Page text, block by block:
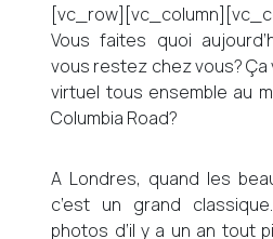
Vous faites quoi
vous restez chez vous?
virtuel tous ensemble au
Columbia Road?
A Londres, quand les
c’est un grand
photos d’il y a un an tout